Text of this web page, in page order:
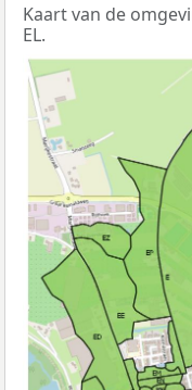
Kaart van de
EL.